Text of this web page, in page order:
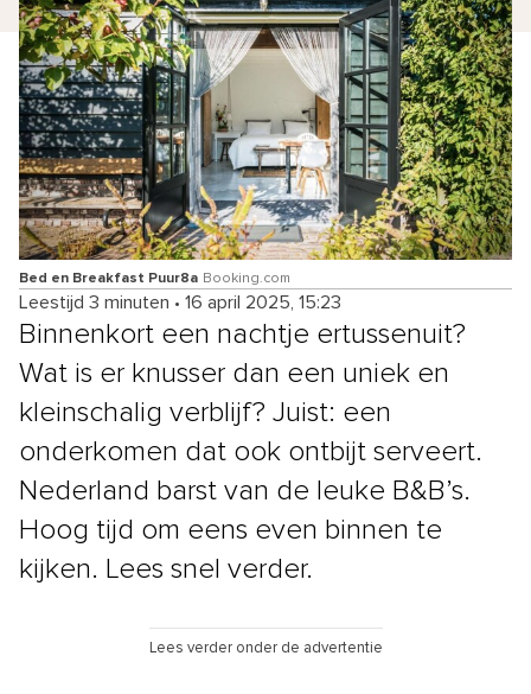
Bed en Breakfast Puur8a Booking.com
Leestijd 3 minuten • 16 april 2025, 15:23
Binnenkort een nachtje ertussenuit?
Wat is er knusser dan een uniek en
kleinschalig verblijf? Juist: een
onderkomen dat ook ontbijt serveert.
Nederland barst van de leuke B&B’s.
Hoog tijd om eens even binnen te
kijken. Lees snel verder.
Lees verder onder de advertentie